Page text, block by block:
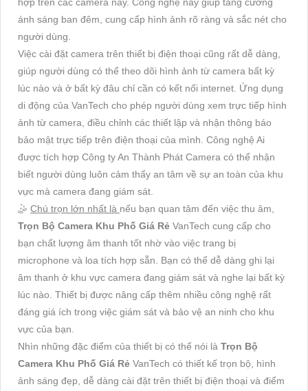
ánh sáng ban đêm, cung cấp hình ảnh rõ ràng và sắc nét cho
người dùng.
Việc cài đặt camera trên thiết bị điện thoại cũng rất dễ dàng,
giúp người dùng có thể theo dõi hình ảnh từ camera bất kỳ
lúc nào và ở bất kỳ đâu chỉ cần có kết nối internet. Ứng dụng
di động của VanTech cho phép người dùng xem trực tiếp hình
ảnh từ camera, điều chỉnh các thiết lập và nhận thông báo
bảo mật trực tiếp trên điện thoại của mình. Công nghệ Ai
được tích hợp Công ty An Thành Phát Camera có thể nhận
biết người dùng luôn cảm thấy an tâm về sự an toàn của khu
vực mà camera đang giám sát.
🤹 Chú trọn lớn nhất là nếu bạn quan tâm đến việc thu âm,
Trọn Bộ Camera Khu Phố Giá Rẻ VanTech cung cấp cho
bạn chất lượng âm thanh tốt nhờ vào việc trang bị
microphone và loa tích hợp sẵn. Bạn có thể dễ dàng ghi lại
âm thanh ở khu vực camera đang giám sát và nghe lại bất kỳ
lúc nào. Thiết bị được nâng cấp thêm nhiều công nghệ rất
đáng giá ích trong việc giám sát và bảo vệ an ninh cho khu
vực của bạn.
Nhìn những đặc điểm của thiết bị có thể nói là Trọn Bộ
Camera Khu Phố Giá Rẻ VanTech có thiết kế trọn bộ, hình
ảnh sáng đẹp, dễ dàng cài đặt trên thiết bị điện thoại và điểm